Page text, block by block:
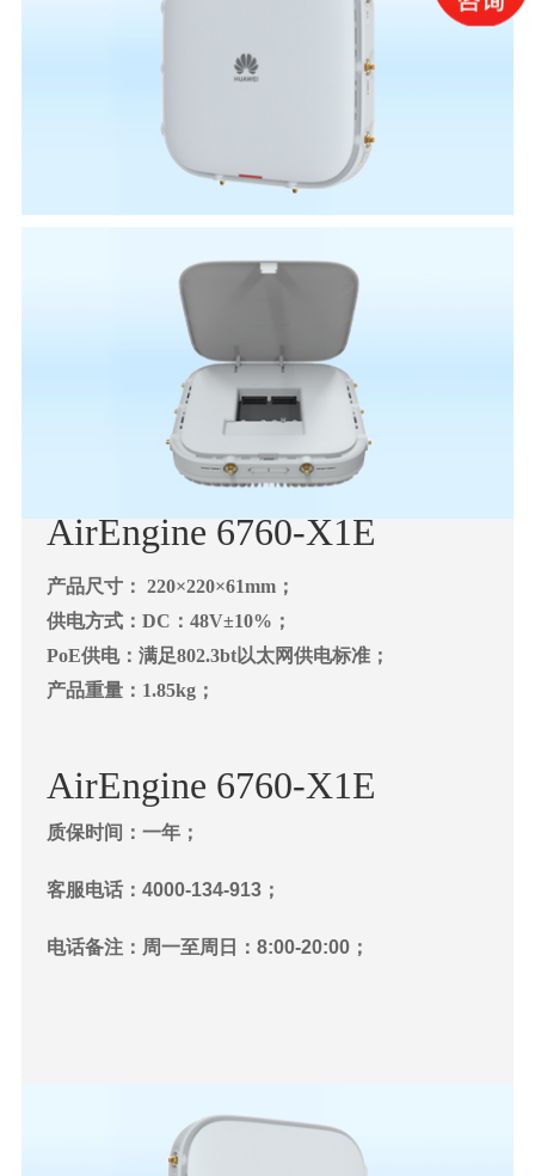
AirEngine 6760-X1E
产品尺寸： 220×220×61mm；
供电方式：DC：48V±10%；
PoE供电：满足802.3bt以太网供电标准；
产品重量：1.85kg；
AirEngine 6760-X1E
质保时间：一年；
客服电话：4000-134-913；
电话备注：周一至周日：8:00-20:00；